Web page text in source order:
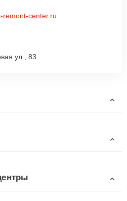
ул., 83
remont-center.ru